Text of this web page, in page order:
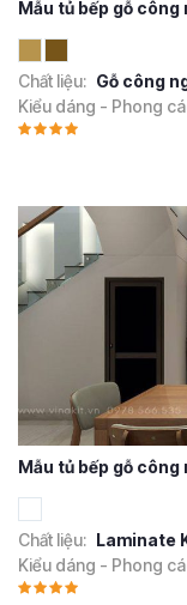
Mẫu tủ bếp gỗ
Chất liệu: Gỗ công
Kiểu dáng - Phong
Mẫu tủ bếp gỗ
Chất liệu: Laminate
Kiểu dáng - Phong